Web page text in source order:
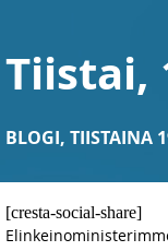
Tiistai,
BLOGI, TIISTAINA
[cresta-social-share]